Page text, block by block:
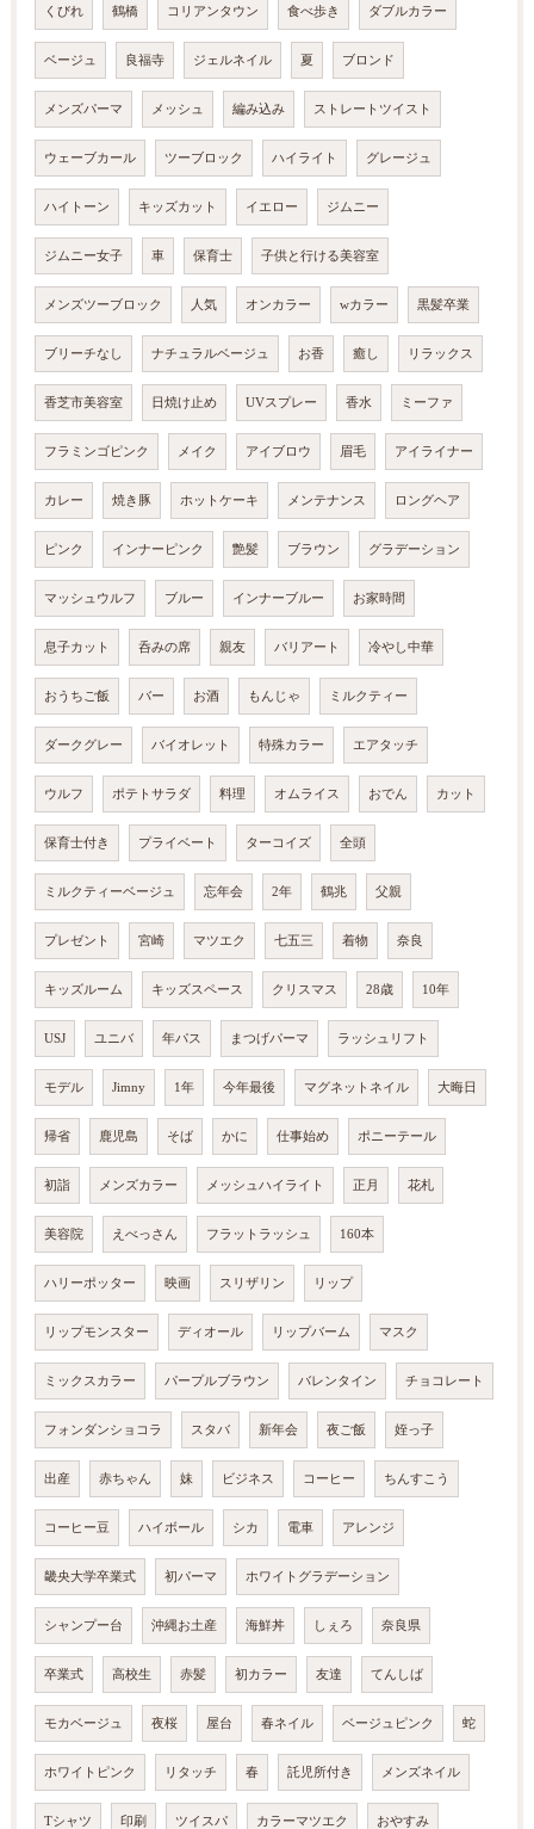
くびれ 鶴橋 コリアンタウン 食べ歩き ダブルカラー
ベージュ 良福寺 ジェルネイル 夏 ブロンド
メンズパーマ メッシュ 編み込み ストレートツイスト
ウェーブカール ツーブロック ハイライト グレージュ
ハイトーン キッズカット イエロー ジムニー
ジムニー女子 車 保育士 子供と行ける美容室
メンズツーブロック 人気 オンカラー wカラー 黒髪卒業
ブリーチなし ナチュラルベージュ お香 癒し リラックス
香芝市美容室 日焼け止め UVスプレー 香水 ミーファ
フラミンゴピンク メイク アイブロウ 眉毛 アイライナー
カレー 焼き豚 ホットケーキ メンテナンス ロングヘア
ピンク インナーピンク 艶髪 ブラウン グラデーション
マッシュウルフ ブルー インナーブルー お家時間
息子カット 呑みの席 親友 バリアート 冷やし中華
おうちご飯 バー お酒 もんじゃ ミルクティー
ダークグレー バイオレット 特殊カラー エアタッチ
ウルフ ポテトサラダ 料理 オムライス おでん カット
保育士付き プライベート ターコイズ 全頭
ミルクティーベージュ 忘年会 2年 鶴兆 父親
プレゼント 宮崎 マツエク 七五三 着物 奈良
キッズルーム キッズスペース クリスマス 28歳 10年
USJ ユニバ 年パス まつげパーマ ラッシュリフト
モデル Jimny 1年 今年最後 マグネットネイル 大晦日
帰省 鹿児島 そば かに 仕事始め ポニーテール
初詣 メンズカラー メッシュハイライト 正月 花札
美容院 えべっさん フラットラッシュ 160本
ハリーポッター 映画 スリザリン リップ
リップモンスター ディオール リップバーム マスク
ミックスカラー パープルブラウン バレンタイン チョコレート
フォンダンショコラ スタバ 新年会 夜ご飯 姪っ子
出産 赤ちゃん 妹 ビジネス コーヒー ちんすこう
コーヒー豆 ハイボール シカ 電車 アレンジ
畿央大学卒業式 初パーマ ホワイトグラデーション
シャンプー台 沖縄お土産 海鮮丼 しぇろ 奈良県
卒業式 高校生 赤髪 初カラー 友達 てんしば
モカベージュ 夜桜 屋台 春ネイル ベージュピンク 蛇
ホワイトピンク リタッチ 春 託児所付き メンズネイル
Tシャツ 印刷 ツイスパ カラーマツエク おやすみ